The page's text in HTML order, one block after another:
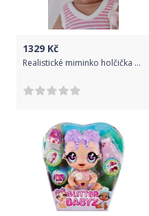
1329 Kč
Realistické miminko holčička Tonička pirátka od firmy Vestida de Azul